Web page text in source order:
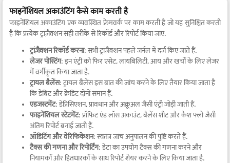
फाइनेंशियल अकाउंटिंग कैसे काम करती है
फाइनेंशियल अकाउंटिंग एक व्यवस्थित फ्रेमवर्क पर काम करती है जो यह सुनिश्चित करती
है कि प्रत्येक ट्रांज़ैक्शन सही तरीके से रिकॉर्ड और रिपोर्ट किया जाए.
ट्रांज़ैक्शन रिकॉर्ड करना: सभी ट्रांज़ैक्शन पहले जर्नल में दर्ज किए जाते हैं.
लेजर पोस्टिंग: इन एंट्री को फिर एसेट, लायबिलिटी, आय और खर्चों के लिए लेजर
में वर्गीकृत किया जाता है.
ट्रायल बैलेंस: ट्रायल बैलेंस इस बात की जांच करने के लिए तैयार किया जाता है
कि डेबिट और क्रेडिट दोनों समान हैं.
एडजस्टमेंट: डेप्रिसिएशन, प्रावधान और अक्रूअल जैसी एंट्री जोड़ी जाती हैं.
फाइनेंशियल स्टेटमेंट: प्रॉफिट एंड लॉस अकाउंट, बैलेंस शीट और कैश फ्लो जैसी
अंतिम रिपोर्ट बनाई जाती हैं.
ऑडिटिंग और वेरिफिकेशन: स्वतंत्र जांच अनुपालन की पुष्टि करते हैं.
टैक्स की गणना और रिपोर्टिंग: डेटा का उपयोग टैक्स की गणना करने और
नियामकों और हितधारकों के साथ रिपोर्ट शेयर करने के लिए किया जाता है.